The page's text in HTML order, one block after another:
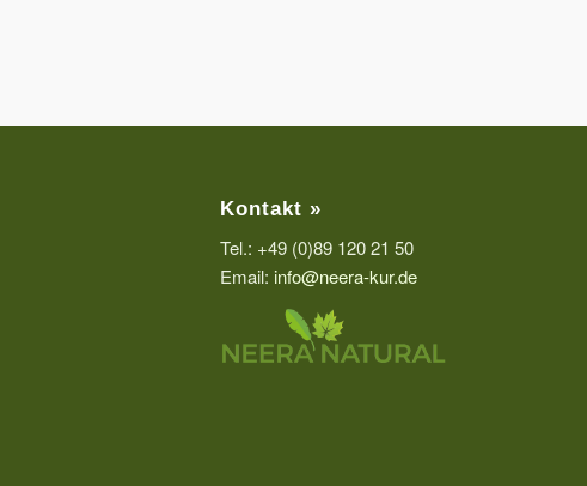
Kontakt »
Tel.: +49 (0)89 120 21 50
Email: info@neera-kur.de